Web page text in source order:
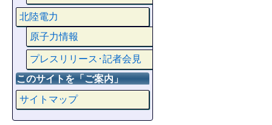
北陸電力
原子力情報
プレスリリース･記者会見
このサイトを「ご案内」
サイトマップ